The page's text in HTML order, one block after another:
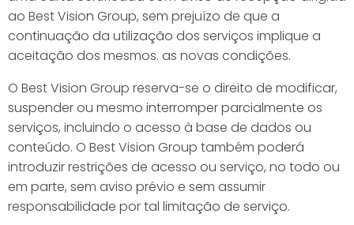
ao Best Vision Group, sem prejuízo de que a
continuação da utilização dos serviços implique a
aceitação dos mesmos. as novas condições.
O Best Vision Group reserva-se o direito de modificar,
suspender ou mesmo interromper parcialmente os
serviços, incluindo o acesso à base de dados ou
conteúdo. O Best Vision Group também poderá
introduzir restrições de acesso ou serviço, no todo ou
em parte, sem aviso prévio e sem assumir
responsabilidade por tal limitação de serviço.